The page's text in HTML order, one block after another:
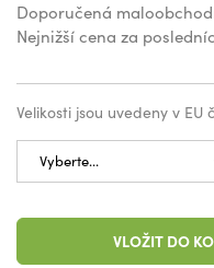
Doporučená
Nejnižší cena za
Velikosti jsou uvedeny v EU
VLOŽIT DO